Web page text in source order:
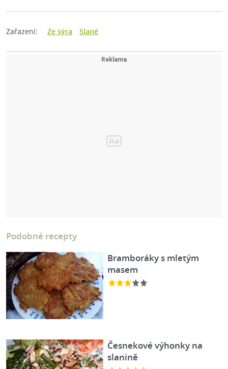
Zařazení: Ze sýra Slané
Podobné recepty
Bramboráky s mletým
masem
Česnekové výhonky na
slanině